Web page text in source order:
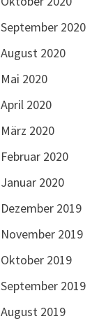
September 2020
August 2020
Mai 2020
April 2020
März 2020
Februar 2020
Januar 2020
Dezember 2019
November 2019
Oktober 2019
September 2019
August 2019